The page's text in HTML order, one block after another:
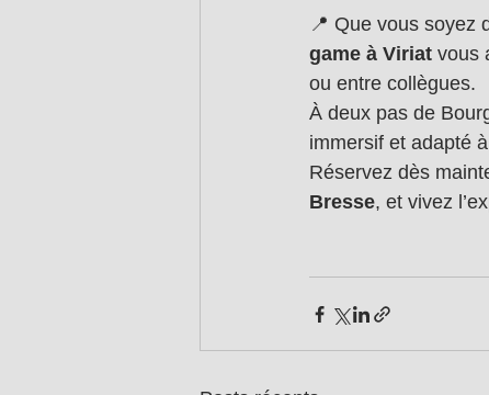
📍 Que vous soyez
game à Viriat vous
ou entre collègues.
À deux pas de
immersif et adapté
Réservez dès
Bresse, et vivez